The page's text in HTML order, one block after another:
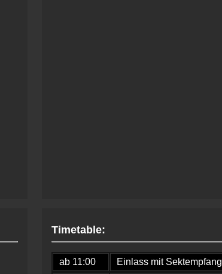
Timetable:
ab 11:00
Einlass mit Sektempfang